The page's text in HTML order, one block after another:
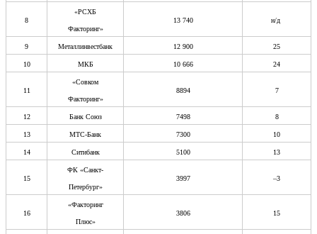
8
«РСХБ
Факторинг»
13 740 н/д
9 Металлинвестбанк 12 900 25
10 МКБ 10 666 24
11
«Совком
Факторинг»
8894 7
12 Банк Союз 7498 8
13 МТС-Банк 7300 10
14 Ситибанк 5100 13
15
ФК «Санкт-
Петербург»
3997 –3
16
«Факторинг
Плюс»
3806 15